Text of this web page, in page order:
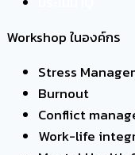
Workshop ในองค์กร
Stress
Burnout
Conflict
Work-life